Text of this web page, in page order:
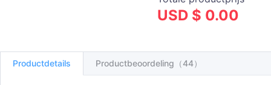
USD $ 0.00
Productdetails Productbeoordeling（44）